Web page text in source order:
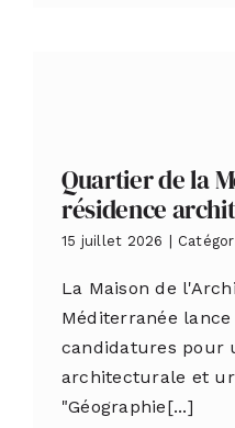
Quartier de la
résidence
15 juillet 2026 |
La Maison de
Méditerranée
candidatures pour
architecturale et
"Géographie[...]